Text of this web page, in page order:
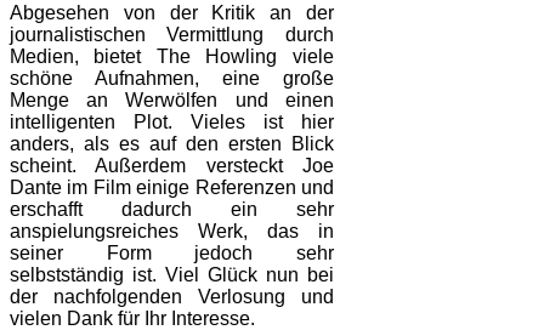
Abgesehen von der Kritik an der
journalistischen Vermittlung durch
Medien, bietet The Howling viele
schöne Aufnahmen, eine große
Menge an Werwölfen und einen
intelligenten Plot. Vieles ist hier
anders, als es auf den ersten Blick
scheint. Außerdem versteckt Joe
Dante im Film einige Referenzen und
erschafft dadurch ein sehr
anspielungsreiches Werk, das in
seiner Form jedoch sehr
selbstständig ist. Viel Glück nun bei
der nachfolgenden Verlosung und
vielen Dank für Ihr Interesse.